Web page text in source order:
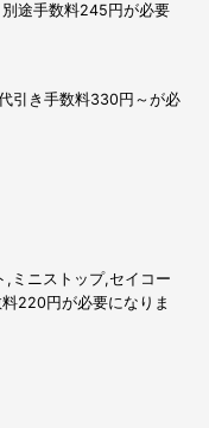
途手数料245円が必要
引き手数料330円～が必
,ミニストップ,セイコー
220円が必要になりま